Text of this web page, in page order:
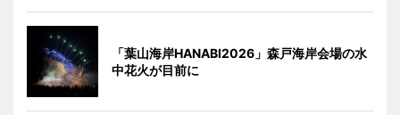
「葉山海岸HANABI2026」森戸海岸会場の水
中花火が目前に